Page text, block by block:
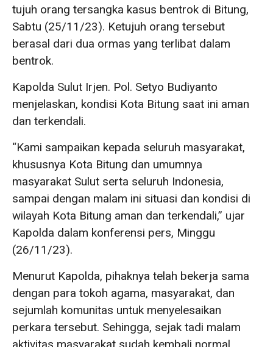
tujuh orang tersangka kasus bentrok di Bitung,
Sabtu (25/11/23). Ketujuh orang tersebut
berasal dari dua ormas yang terlibat dalam
bentrok.
Kapolda Sulut Irjen. Pol. Setyo Budiyanto
menjelaskan, kondisi Kota Bitung saat ini aman
dan terkendali.
“Kami sampaikan kepada seluruh masyarakat,
khususnya Kota Bitung dan umumnya
masyarakat Sulut serta seluruh Indonesia,
sampai dengan malam ini situasi dan kondisi di
wilayah Kota Bitung aman dan terkendali,” ujar
Kapolda dalam konferensi pers, Minggu
(26/11/23).
Menurut Kapolda, pihaknya telah bekerja sama
dengan para tokoh agama, masyarakat, dan
sejumlah komunitas untuk menyelesaikan
perkara tersebut. Sehingga, sejak tadi malam
aktivitas masyarakat sudah kembali normal.